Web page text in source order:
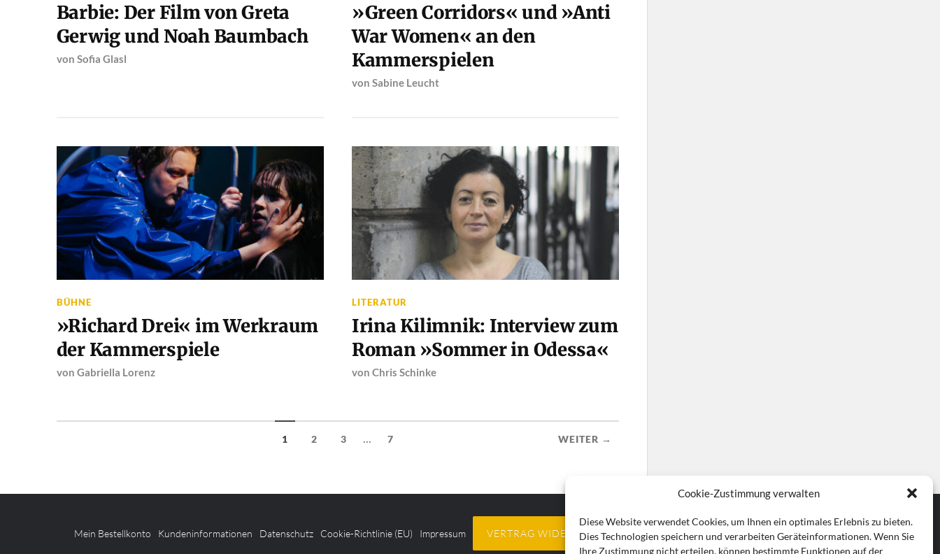
Cookie-Zustimmung verwalten
Diese Website verwendet Cookies, um Ihnen ein optimales Erlebnis zu bieten.
Dies Technologien speichern und verarbeiten Geräteinformationen. Wenn Sie
Ihre Zustimmung nicht erteilen, können bestimmte Funktionen auf der
Barbie: Der Film von Greta
Gerwig und Noah Baumbach
von Sofia Glasl
»Green Corridors« und »Anti
War Women« an den
Kammerspielen
von Sabine Leucht
BÜHNE
»Richard Drei« im Werkraum
der Kammerspiele
von Gabriella Lorenz
LITERATUR
Irina Kilimnik: Interview zum
Roman »Sommer in Odessa«
von Chris Schinke
1 2 3 ... 7 WEITER →
Mein Bestellkonto Kundeninformationen Datenschutz Cookie-Richtlinie (EU) Impressum VERTRAG WIDERRUFEN